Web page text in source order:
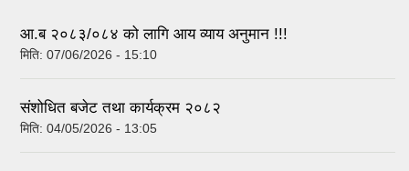
आ.ब २०८३/०८४ को लागि आय व्याय अनुमान !!!
मिति: 07/06/2026 - 15:10
संशोधित बजेट तथा कार्यक्रम २०८२
मिति: 04/05/2026 - 13:05